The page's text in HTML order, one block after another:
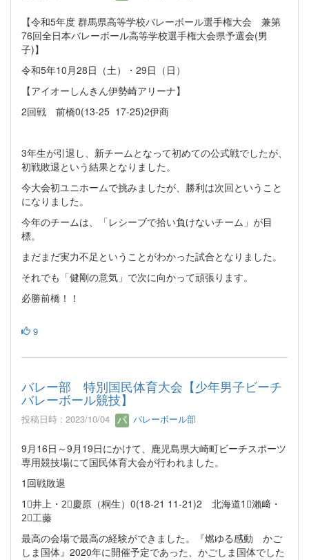
【令和5年度 群馬県高等学校バレーボール選手権大会 兼第
76回全日本バレーボール高等学校選手権大会県予選会(男
子)】
令和5年10月28日（土）・29日（日）
【アイオーしんきん伊勢崎アリーナ】
2回戦 前橋0(13-25 17-25)2伊商
3年生が引退し、新チームとなって初めての公式戦でしたが、
初戦敗退という結果となりました。
今大会初ユニホームで挑みましたが、勝利は次回ということ
になりました。
今年のチームは、「レシーブで拾い負けないチーム」が目
標。
まだまだ実力不足ということがわかった試合となりました。
それでも「健剛の意気」で次に向かって頑張ります。
必勝前橋！！
9
バレー部 特別国民体育大会【少年男子ビーチ
バレーボール競技】
投稿日時 : 2023/10/04 バレーボール部
9月16日～9月19日にかけて、鹿児島県大崎町ビーチスポーツ
専用競技場にて国民体育大会が行われました。
1回戦敗退
1⃣井上・2⃣慶原（桐生）0(18-21 11-21)2 北海道1⃣瀨﨑・
2⃣工藤
最高の会場で最高の経験ができました。『燃ゆる感動 かご
しま国体』2020年に開催予定であった、かごしま国体でした